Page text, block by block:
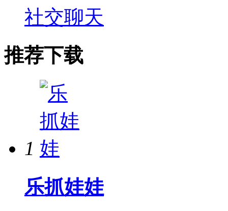
社交聊天
推荐下载
1
乐抓娃娃